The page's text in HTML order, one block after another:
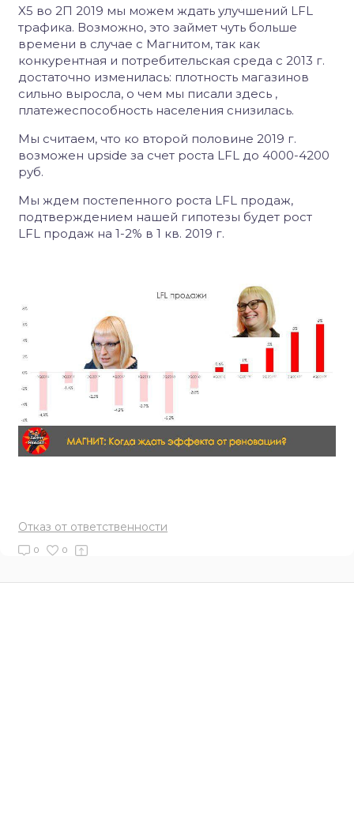
X5 во 2П 2019 мы можем ждать улучшений LFL
трафика. Возможно, это займет чуть больше
времени в случае с Магнитом, так как
конкурентная и потребительская среда с 2013 г.
достаточно изменилась: плотность магазинов
сильно выросла, о чем мы писали здесь ,
платежеспособность населения снизилась.
Мы считаем, что ко второй половине 2019 г.
возможен upside за счет роста LFL до 4000-4200
руб.
Мы ждем постепенного роста LFL продаж,
подтверждением нашей гипотезы будет рост
LFL продаж на 1-2% в 1 кв. 2019 г.
Отказ от ответственности
0 0